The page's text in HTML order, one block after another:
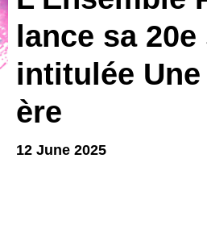
lance sa
intitulée
ère
12 June 2025